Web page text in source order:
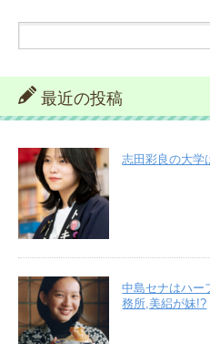
最近の投稿
志田彩良の大学
中島セナはハー
務所,美絽が妹!?